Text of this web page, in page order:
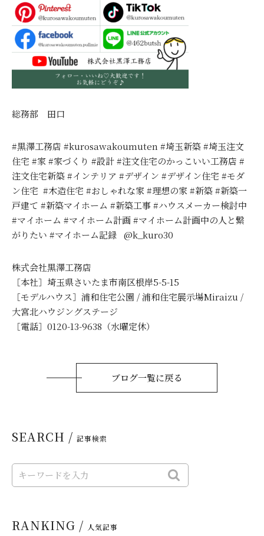
総務部 田口
#黒澤工務店 #kurosawakoumuten #埼玉新築 #埼玉注文
住宅 #家 #家づくり #設計 #注文住宅のかっこいい工務店 #
注文住宅新築 #インテリア #デザイン #デザイン住宅 #モダ
ン住宅 #木造住宅 #おしゃれな家 #理想の家 #新築 #新築一
戸建て #新築マイホーム #新築工事 #ハウスメーカー検討中
#マイホーム #マイホーム計画 #マイホーム計画中の人と繋
がりたい #マイホーム記録 @k_kuro30
株式会社黒澤工務店
［本社］埼玉県さいたま市南区根岸5-5-15
［モデルハウス］浦和住宅公園 / 浦和住宅展示場Miraizu /
大宮北ハウジングステージ
［電話］0120-13-9638（水曜定休）
ブログ一覧に戻る
SEARCH / 記事検索
RANKING / 人気記事